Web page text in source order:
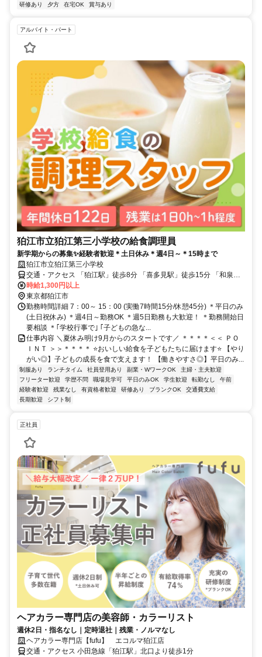
研修あり
夕方 在宅OK 賞与あり
アルバイト・パート
狛江市立狛江第三小学校の給食調理員
新学期からの募集✨経験者歓迎＊土日休み＊週4日～＊15時まで
狛江市立狛江第三小学校
交通・アクセス 「狛江駅」徒歩8分 「喜多見駅」徒歩15分 「和泉多
摩川駅」徒歩15分
時給1,300円以上
東京都狛江市
勤務時間詳細 7：00～ 15：00 (実働7時間15分/休憩45分) ＊平日のみ
(土日祝休み) ＊週4日～勤務OK ＊週5日勤務も大歓迎！ ＊勤務開始日
要相談 ＊｢学校行事で｣ ｢子どもの急な...
仕事内容 ＼夏休み明け9月からのスタートです／ ＊＊＊＊＜＜ ＰＯ
ＩＮＴ ＞＞＊＊＊＊ ⭐おいしい給食を子どもたちに届けます⭐ 【やり
がい◎】子どもの成長を食で支えます！ 【働きやすさ◎】平日のみ...
制服あり ランチタイム 社員登用あり 副業・WワークOK
主婦・主夫歓迎
フリーター歓迎
学歴不問 職場見学可 平日のみOK 学生歓迎 転勤なし
午前
経験者歓迎
残業なし 有資格者歓迎 研修あり ブランクOK
交通費支給
長期歓迎
シフト制
正社員
ヘアカラー専門店の美容師・カラーリスト
週休2日・指名なし｜定時退社｜残業・ノルマなし
ヘアカラー専門店【fufu】 エコルマ狛江店
交通・アクセス 小田急線「狛江駅」北口より徒歩1分